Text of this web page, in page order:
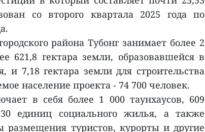
со второго квартала 2025 года по
района Тубонг занимает более 2
621,8 гектара земли, образовавшейся в
и 7,18 гектара земли для строительства
население проекта - 74 700 человек.
в себя более 1 000 таунхаусов, 609
единиц социального жилья, а также
размещения туристов, курорты и другие